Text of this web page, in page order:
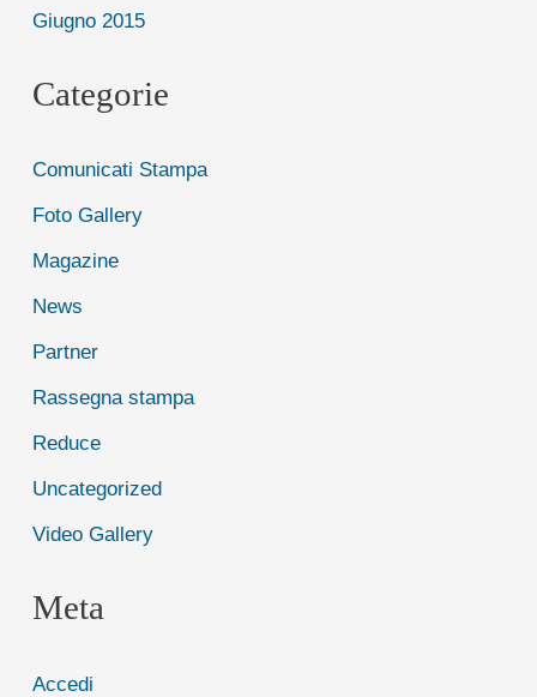
Giugno 2015
Categorie
Comunicati Stampa
Foto Gallery
Magazine
News
Partner
Rassegna stampa
Reduce
Uncategorized
Video Gallery
Meta
Accedi